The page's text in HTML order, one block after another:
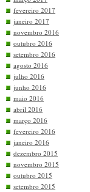
fevereiro 2017
janeiro 2017
novembro 2016
outubro 2016
setembro 2016
agosto 2016
julho 2016
junho 2016
maio 2016
abril 2016
março 2016
fevereiro 2016
janeiro 2016
dezembro 2015
novembro 2015
outubro 2015
setembro 2015